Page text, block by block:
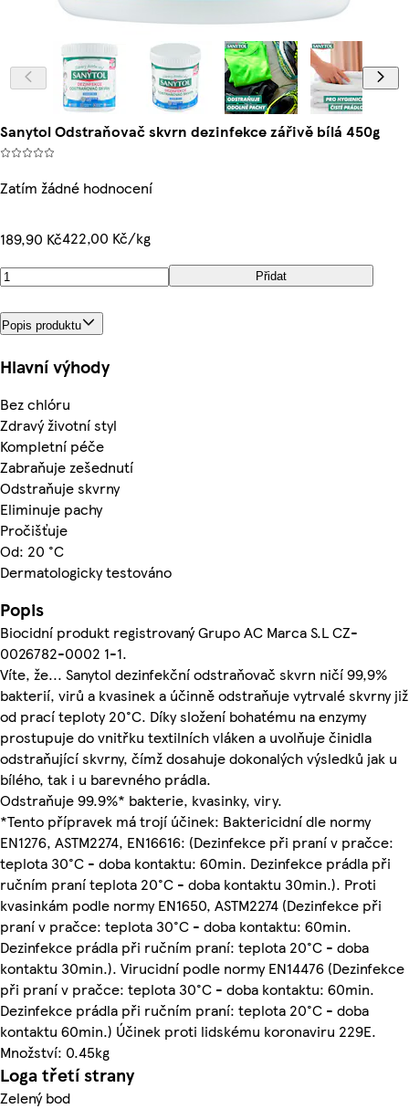
Sanytol Odstraňovač skvrn dezinfekce zářivě bílá 450g
Zatím žádné hodnocení
189,90 Kč422,00 Kč/kg
Přidat
Popis produktu
Hlavní výhody
Bez chlóru
Zdravý životní styl
Kompletní péče
Zabraňuje zešednutí
Odstraňuje skvrny
Eliminuje pachy
Pročišťuje
Od: 20 °C
Dermatologicky testováno
Popis
Biocidní produkt registrovaný Grupo AC Marca S.L CZ-
0026782-0002 1-1.
Víte, že... Sanytol dezinfekční odstraňovač skvrn ničí 99,9%
bakterií, virů a kvasinek a účinně odstraňuje vytrvalé skvrny již
od prací teploty 20°C. Díky složení bohatému na enzymy
prostupuje do vnitřku textilních vláken a uvolňuje činidla
odstraňující skvrny, čímž dosahuje dokonalých výsledků jak u
bílého, tak i u barevného prádla.
Odstraňuje 99.9%* bakterie, kvasinky, viry.
*Tento přípravek má trojí účinek: Baktericidní dle normy
EN1276, ASTM2274, EN16616: (Dezinfekce při praní v pračce:
teplota 30°C - doba kontaktu: 60min. Dezinfekce prádla při
ručním praní teplota 20°C - doba kontaktu 30min.). Proti
kvasinkám podle normy EN1650, ASTM2274 (Dezinfekce při
praní v pračce: teplota 30°C - doba kontaktu: 60min.
Dezinfekce prádla při ručním praní: teplota 20°C - doba
kontaktu 30min.). Virucidní podle normy EN14476 (Dezinfekce
při praní v pračce: teplota 30°C - doba kontaktu: 60min.
Dezinfekce prádla při ručním praní: teplota 20°C - doba
kontaktu 60min.) Účinek proti lidskému koronaviru 229E.
Množství: 0.45kg
Loga třetí strany
Zelený bod